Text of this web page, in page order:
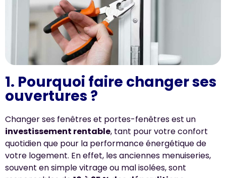
1. Pourquoi faire changer ses
ouvertures ?
Changer ses fenêtres et portes-fenêtres est un
investissement rentable, tant pour votre confort
quotidien que pour la performance énergétique de
votre logement. En effet, les anciennes menuiseries,
souvent en simple vitrage ou mal isolées, sont